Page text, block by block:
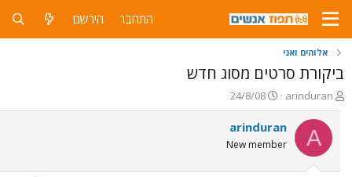
התחבר הירשם
אלוהים ואני
ביקורת סרטים מסוג חדש
פ
ו
ת
ח
ה
arinduran
פ
ו
ר
ם
24/8/08
A
arinduran
New member